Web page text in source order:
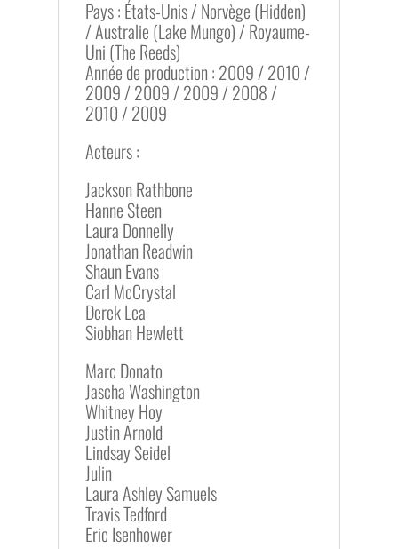
Pays : États-Unis / Norvège (Hidden)
/ Australie (Lake Mungo) / Royaume-
Uni (The Reeds)
Année de production : 2009 / 2010 /
2009 / 2009 / 2009 / 2008 /
2010 / 2009
Acteurs :
Jackson Rathbone
Hanne Steen
Laura Donnelly
Jonathan Readwin
Shaun Evans
Carl McCrystal
Derek Lea
Siobhan Hewlett
Marc Donato
Jascha Washington
Whitney Hoy
Justin Arnold
Lindsay Seidel
Julin
Laura Ashley Samuels
Travis Tedford
Eric Isenhower